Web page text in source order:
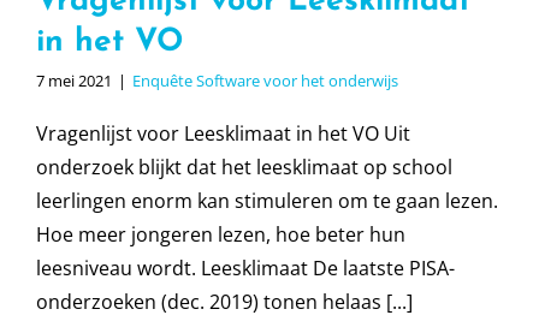
in het VO
7 mei 2021 | Enquête Software voor het onderwijs
Vragenlijst voor Leesklimaat in het VO Uit
onderzoek blijkt dat het leesklimaat op school
leerlingen enorm kan stimuleren om te gaan lezen.
Hoe meer jongeren lezen, hoe beter hun
leesniveau wordt. Leesklimaat De laatste PISA-
onderzoeken (dec. 2019) tonen helaas [...]